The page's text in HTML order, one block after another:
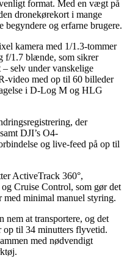
format. Med en vægt på
dronekørekort i mange
og erfarne brugere.
kamera med 1/1.3-tommer
f/1.7 blænde, som sikrer
selv under vanskelige
video med op til 60 billeder
i D-Log M og HLG
der
DJI’s O4-
og live-feed på op til
ActiveTrack 360°,
Cruise Control, som gør det
med minimal manuel styring.
at transportere, og det
op til 34 minutters flyvetid.
med nødvendigt